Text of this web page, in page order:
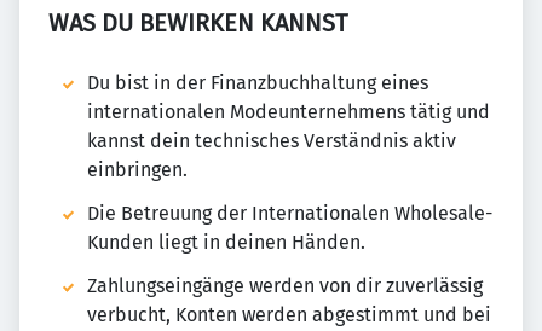
WAS DU BEWIRKEN KANNST
Du bist in der Finanzbuchhaltung eines
internationalen Modeunternehmens tätig und
kannst dein technisches Verständnis aktiv
einbringen.
Die Betreuung der Internationalen Wholesale-
Kunden liegt in deinen Händen.
Zahlungseingänge werden von dir zuverlässig
verbucht, Konten werden abgestimmt und bei